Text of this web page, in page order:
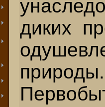
диких
природы.